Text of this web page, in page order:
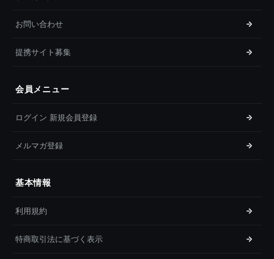
お問い合わせ
提携サイト募集
会員メニュー
ログイン 新規会員登録
メルマガ登録
基本情報
利用規約
特商取引法に基づく表示